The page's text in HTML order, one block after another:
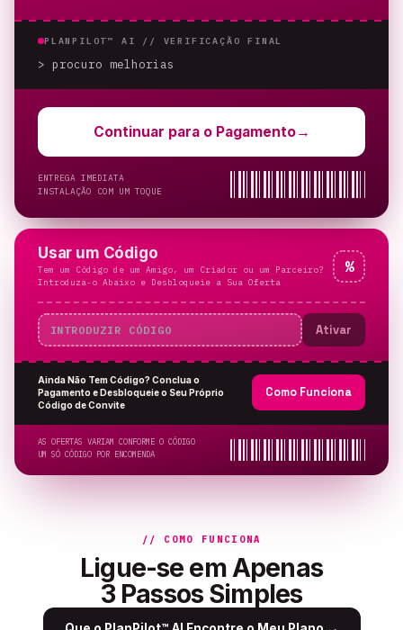
PLANPILOT™ AI // VERIFICAÇÃO FINAL
> procuro melhorias
Continuar para o Pagamento→
ENTREGA IMEDIATA
INSTALAÇÃO COM UM TOQUE
Usar um Código
Tem um Código de um Amigo, um Criador ou um Parceiro?
Introduza-o Abaixo e Desbloqueie a Sua Oferta
%
Ativar
Ainda Não Tem Código? Conclua o
Pagamento e Desbloqueie o Seu Próprio
Código de Convite
Como Funciona
AS OFERTAS VARIAM CONFORME O CÓDIGO
UM SÓ CÓDIGO POR ENCOMENDA
// COMO FUNCIONA
Ligue-se em Apenas
3 Passos Simples